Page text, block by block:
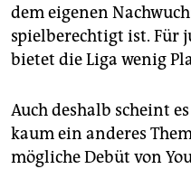
dem eigenen
spielberechtigt ist. Für
bietet die Liga wenig
Auch deshalb scheint
kaum ein anderes
mögliche Debüt von